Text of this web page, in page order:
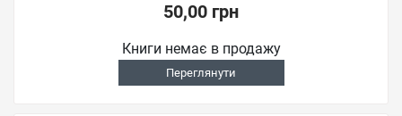
50,00 грн
Книги немає в продажу
Переглянути